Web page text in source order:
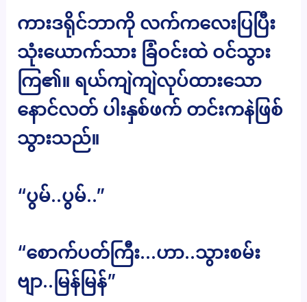
ကားဒရိုင်ဘာကို လက်ကလေးပြပြီး
သုံးယောက်သား ခြံဝင်းထဲ ဝင်သွား
ကြ၏။ ရယ်ကျဲကျဲလုပ်ထားသော
နောင်လတ် ပါးနှစ်ဖက် တင်းကနဲဖြစ်
သွားသည်။
“ပွမ်..ပွမ်..”
“စောက်ပတ်ကြီး…ဟာ..သွားစမ်း
ဗျာ..မြန်မြန်”